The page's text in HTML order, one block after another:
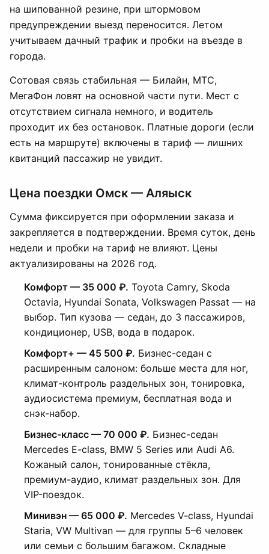
на шипованной резине, при штормовом
предупреждении выезд переносится. Летом
учитываем дачный трафик и пробки на въезде в
города.
Сотовая связь стабильная — Билайн, МТС,
МегаФон ловят на основной части пути. Мест с
отсутствием сигнала немного, и водитель
проходит их без остановок. Платные дороги (если
есть на маршруте) включены в тариф — лишних
квитанций пассажир не увидит.
Цена поездки Омск — Аляыск
Сумма фиксируется при оформлении заказа и
закрепляется в подтверждении. Время суток, день
недели и пробки на тариф не влияют. Цены
актуализированы на 2026 год.
Комфорт — 35 000 ₽. Toyota Camry, Skoda
Octavia, Hyundai Sonata, Volkswagen Passat — на
выбор. Тип кузова — седан, до 3 пассажиров,
кондиционер, USB, вода в подарок.
Комфорт+ — 45 500 ₽. Бизнес-седан с
расширенным салоном: больше места для ног,
климат-контроль раздельных зон, тонировка,
аудиосистема премиум, бесплатная вода и
снэк-набор.
Бизнес-класс — 70 000 ₽. Бизнес-седан
Mercedes E-class, BMW 5 Series или Audi A6.
Кожаный салон, тонированные стёкла,
премиум-аудио, климат раздельных зон. Для
VIP-поездок.
Минивэн — 65 000 ₽. Mercedes V-class, Hyundai
Staria, VW Multivan — для группы 5–6 человек
или семьи с большим багажом. Складные